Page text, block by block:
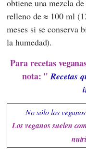
obtiene una mezcla
relleno de ≈ 100 ml
meses si se conserva
la humedad).
Para recetas
nota: "Recetas
No sólo los
Los veganos suelen